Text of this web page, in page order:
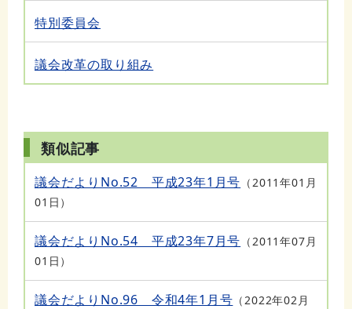
特別委員会
議会改革の取り組み
類似記事
議会だよりNo.52 平成23年1月号
2011年01月
01日
議会だよりNo.54 平成23年7月号
2011年07月
01日
議会だよりNo.96 令和4年1月号
2022年02月